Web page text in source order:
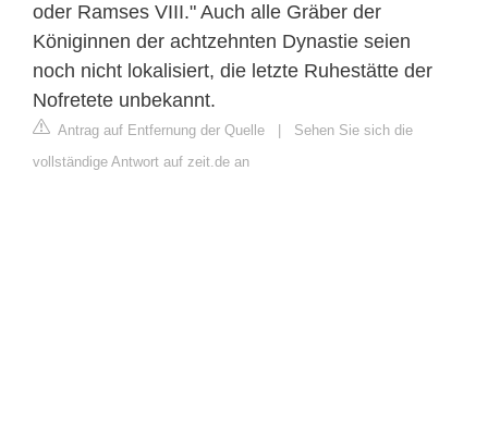
oder Ramses VIII." Auch alle Gräber der
Königinnen der achtzehnten Dynastie seien
noch nicht lokalisiert, die letzte Ruhestätte der
Nofretete unbekannt.
Antrag auf Entfernung der Quelle
Sehen Sie sich die
vollständige Antwort auf zeit.de an